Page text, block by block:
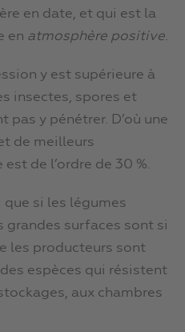
en date, et qui est la
en atmosphère positive.
y est supérieure à
insectes, spores et
pas y pénétrer. D’où une
de meilleurs
de l’ordre de 30 %.
que si les légumes
grandes surfaces sont si
les producteurs sont
espèces qui résistent
aux chambres